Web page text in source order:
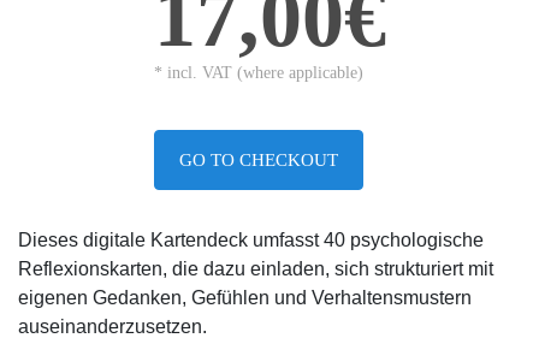
* incl. VAT (where applicable)
GO TO CHECKOUT
Dieses digitale Kartendeck umfasst 40 psychologische
Reflexionskarten, die dazu einladen, sich strukturiert mit
eigenen Gedanken, Gefühlen und Verhaltensmustern
auseinanderzusetzen.